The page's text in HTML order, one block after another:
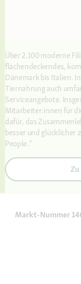
Über 2.100 moderne
flächendeckendes,
Dänemark bis Italien.
Tiernahrung auch
Serviceangebote.
Mitarbeiter:innen für
dafür, das
besser und glücklicher
People.“
Markt-Nummer